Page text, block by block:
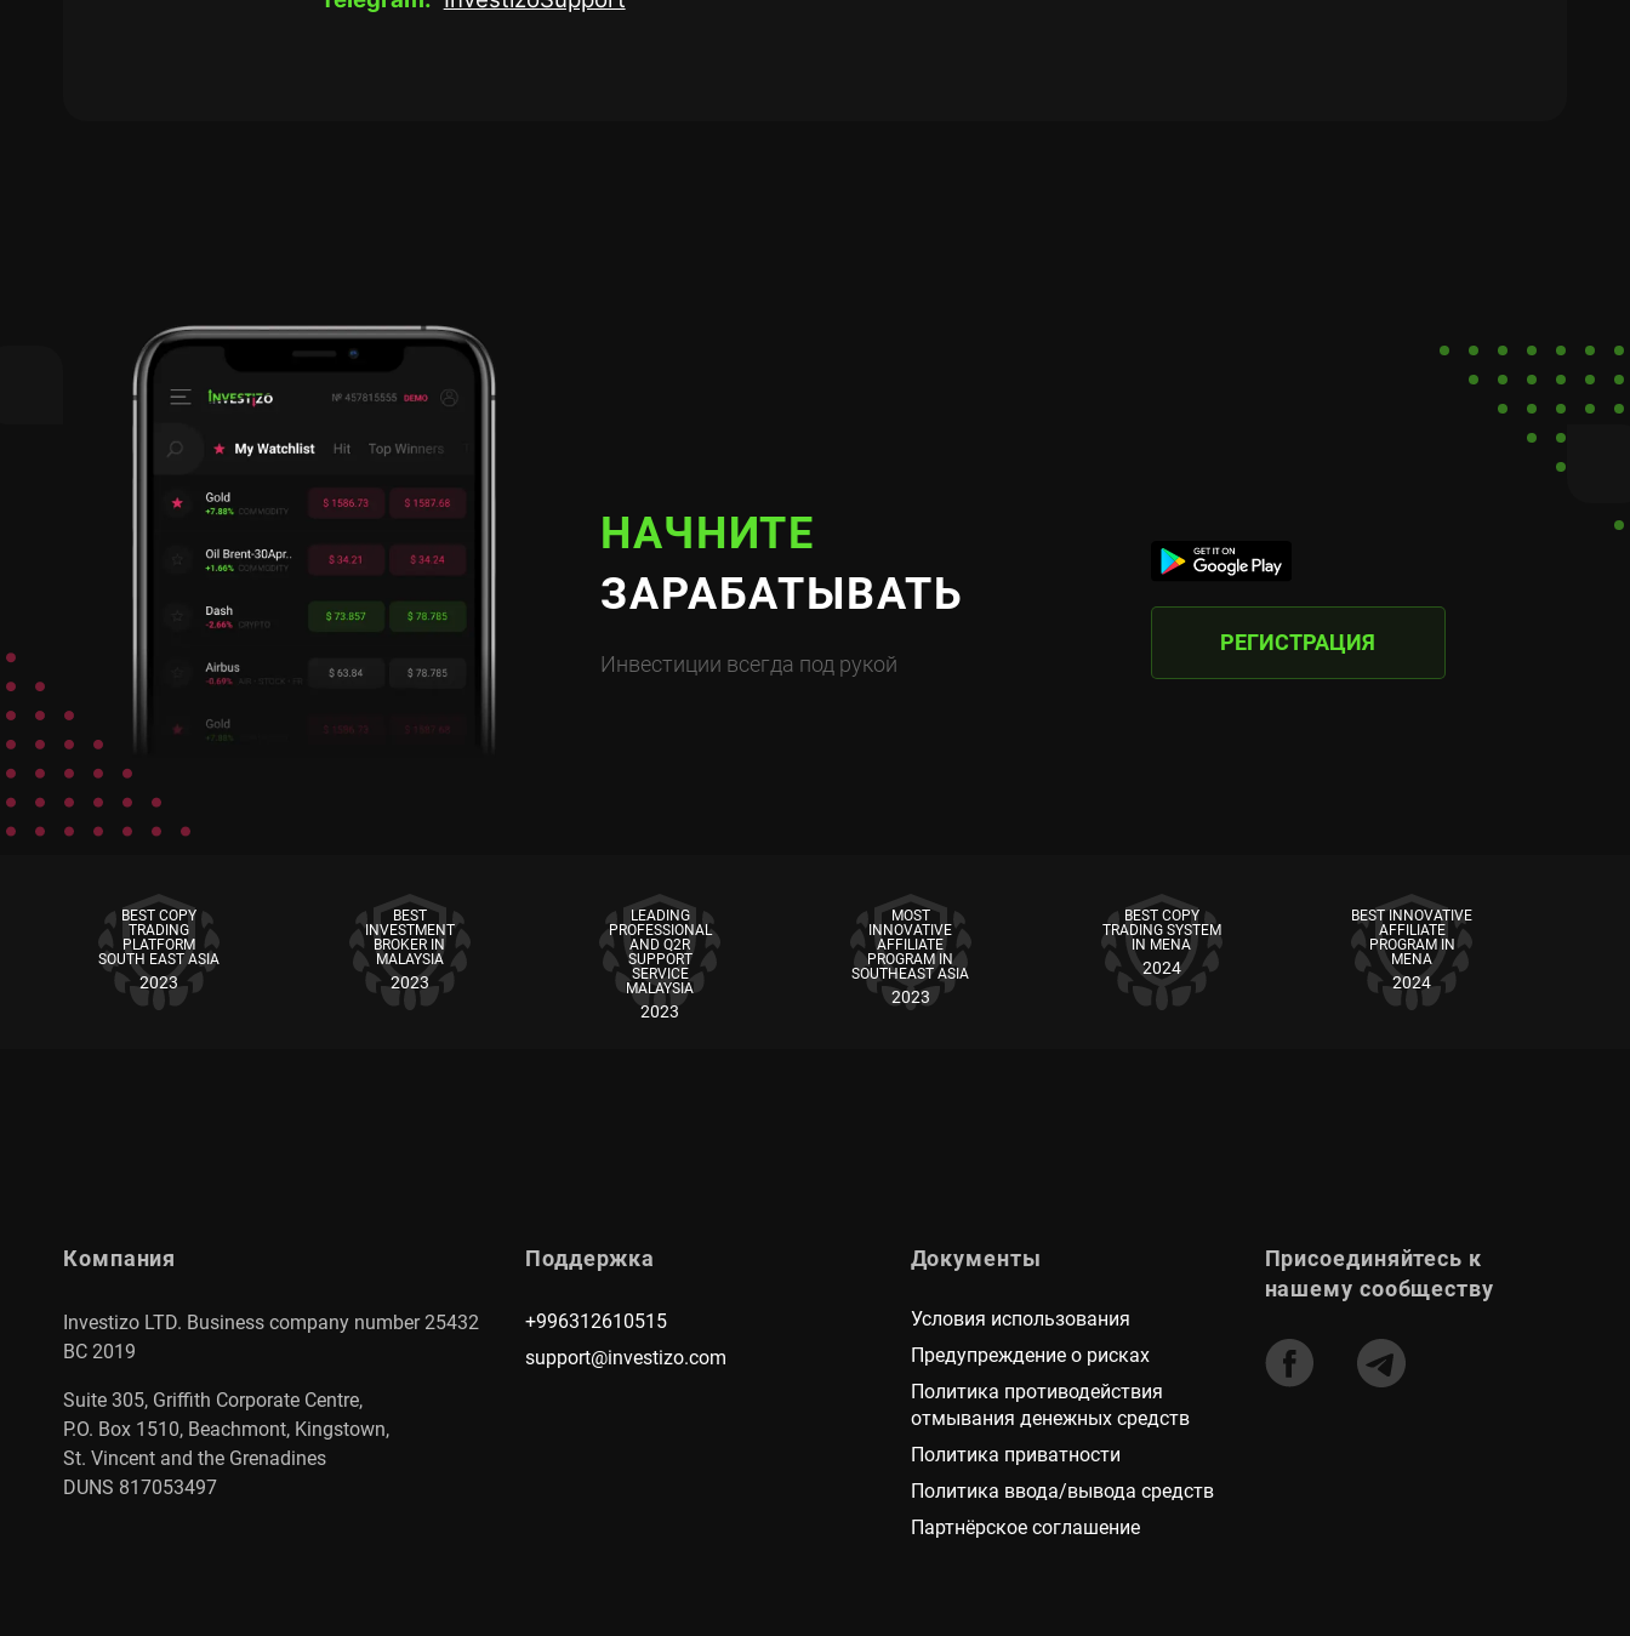
НАЧНИТЕ
ЗАРАБАТЫВАТЬ
Инвестиции всегда под рукой
РЕГИСТРАЦИЯ
BEST COPY
TRADING
PLATFORM
SOUTH EAST ASIA
2023
BEST
INVESTMENT
BROKER IN
MALAYSIA
2023
LEADING
PROFESSIONAL
AND Q2R
SUPPORT
SERVICE
MALAYSIA
2023
MOST
INNOVATIVE
AFFILIATE
PROGRAM IN
SOUTHEAST ASIA
2023
BEST COPY
TRADING SYSTEM
IN MENA
2024
BEST INNOVATIVE
AFFILIATE
PROGRAM IN
MENA
2024
Компания
Investizo LTD. Business company number 25432
BC 2019
Suite 305, Griffith Corporate Centre,
P.O. Box 1510, Beachmont, Kingstown,
St. Vincent and the Grenadines
DUNS 817053497
Поддержка
+996312610515
support@investizo.com
Документы
Условия использования
Предупреждение о рисках
Политика противодействия
отмывания денежных средств
Политика приватности
Политика ввода/вывода средств
Партнёрское соглашение
Присоединяйтесь к
нашему сообществу